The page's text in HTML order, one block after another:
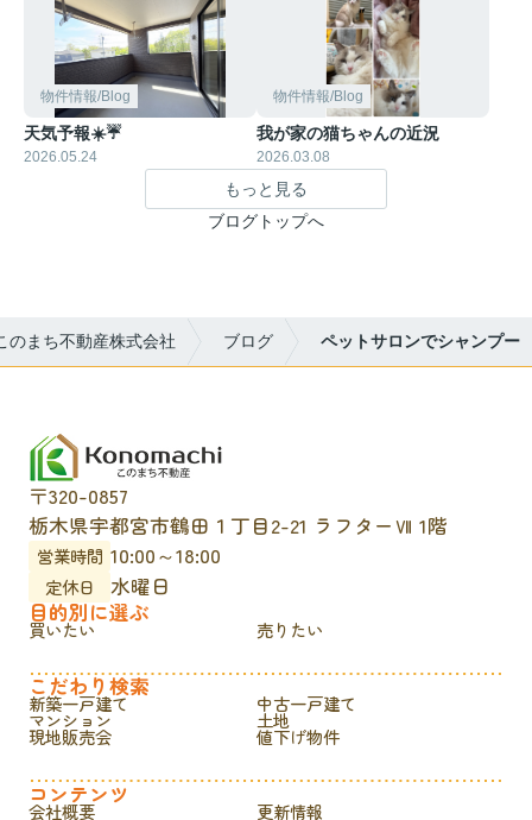
物件情報/Blog
天気予報☀️☔
2026.05.24
物件情報/Blog
我が家の猫ちゃんの近況
2026.03.08
もっと見る
ブログトップへ
のまち不動産株式会社 ブログ ペットサロンでシャンプー
〒320-0857
栃木県宇都宮市鶴田１丁目2-21 ラフターⅦ 1階
営業時間 10:00～18:00
定休日
水曜日
目的別に選ぶ
買いたい 売りたい
こだわり検索
新築一戸建て 中古一戸建て
マンション 土地
現地販売会 値下げ物件
コンテンツ
会社概要 更新情報